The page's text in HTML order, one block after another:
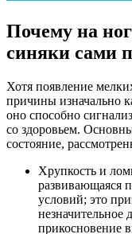
Почему на
синяки сами
Хотя появление
причины изначально
оно способно
со здоровьем.
состояние,
Хрупкость и
развивающаяся
условий; это
незначительное
прикосновение